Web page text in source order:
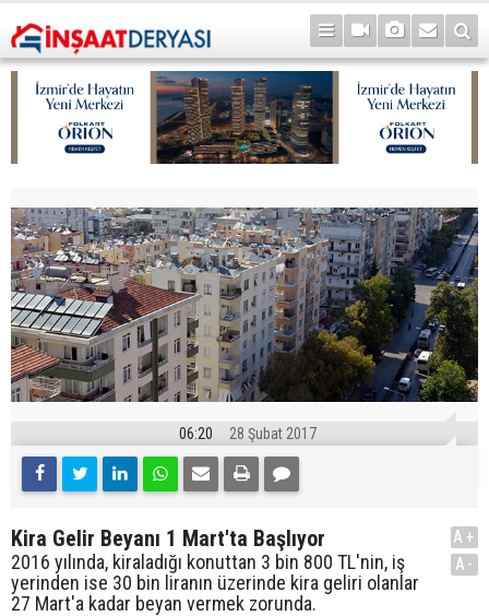
06:20 28 Şubat 2017
Kira Gelir Beyanı 1 Mart'ta Başlıyor
2016 yılında, kiraladığı konuttan 3 bin 800 TL'nin, iş
yerinden ise 30 bin liranın üzerinde kira geliri olanlar
27 Mart'a kadar beyan vermek zorunda.
A+
A-